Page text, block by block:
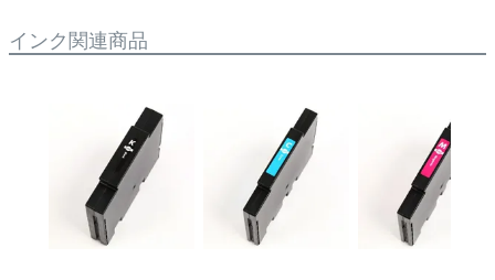
・商品を返送する前に必ず当店までご連絡をいただきサ
・保証対象となる商品を当店指定の方法で返送いただく
・当店で定めた保証期間（ご購入日から1年間）を過ぎ
る前に当店へご連絡をいただくこと
・返品理由が「不要になったから」「注文を間違えた」
等お客様都合ではないこと
作方法によって改善する場合もありますので、まずは当
【適用条件】
・修理に出される前に、必ず当店へご連絡をいただくこ
・プリンター本体が保証期間内であることを証明できる
書類（保証書や領収書など）をご提示いただくこと。
・当店の商品が原因でプリンターが故障したことがわか
インク関連商品